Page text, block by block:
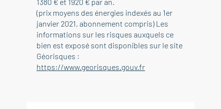
(prix moyens des énergies indexés au 1er
janvier 2021, abonnement compris) Les
informations sur les risques auxquels ce
bien est exposé sont disponibles sur le site
Géorisques :
https://www.georisques.gouv.fr